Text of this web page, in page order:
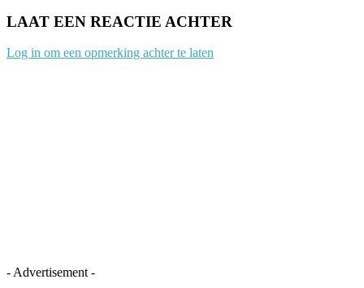
LAAT EEN REACTIE ACHTER
Log in om een opmerking achter te laten
- Advertisement -